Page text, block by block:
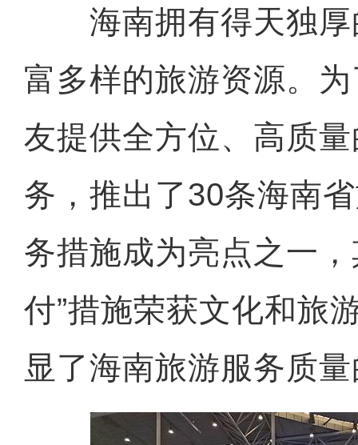
海南拥有得天独厚
富多样的旅游资源。
友提供全方位、高质
务，推出了30条海南
务措施成为亮点之一
付”措施荣获文化和旅
显了海南旅游服务质